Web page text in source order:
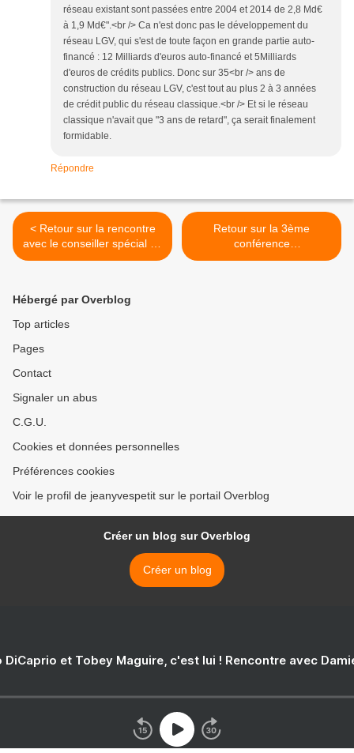
réseau existant sont passées entre 2004 et 2014 de 2,8 Md€
à 1,9 Md€".<br /> Ca n'est donc pas le développement du
réseau LGV, qui s'est de toute façon en grande partie auto-
financé : 12 Milliards d'euros auto-financé et 5Milliards
d'euros de crédits publics. Donc sur 35<br /> ans de
construction du réseau LGV, c'est tout au plus 2 à 3 années
de crédit public du réseau classique.<br /> Et si le réseau
classique n'avait que "3 ans de retard", ça serait finalement
formidable.
Répondre
< Retour sur la rencontre
avec le conseiller spécial du
Secrétaire d’Etat aux
ligne des Alpes …
Retour sur la 3ème
conférence
environnementale des 27 et
Hébergé par Overblog
Top articles
Pages
Contact
Signaler un abus
C.G.U.
Cookies et données personnelles
Préférences cookies
Voir le profil de jeanyvespetit sur le portail Overblog
Créer un blog sur Overblog
Créer un blog
DiCaprio et Tobey Maguire, c'est lui ! Rencontre avec